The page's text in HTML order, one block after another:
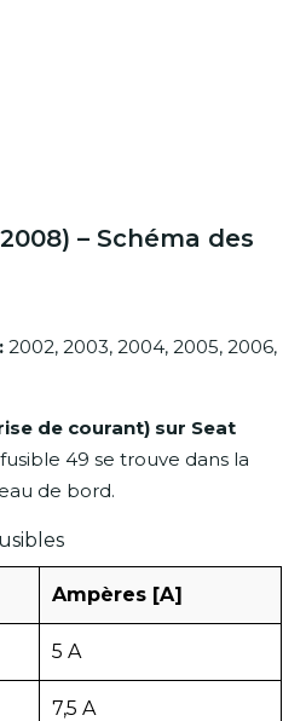
– Schéma des
2002, 2003, 2004, 2005, 2006,
de courant) sur Seat
49 se trouve dans la
de bord.
Ampères [A]
5 A
7,5 A